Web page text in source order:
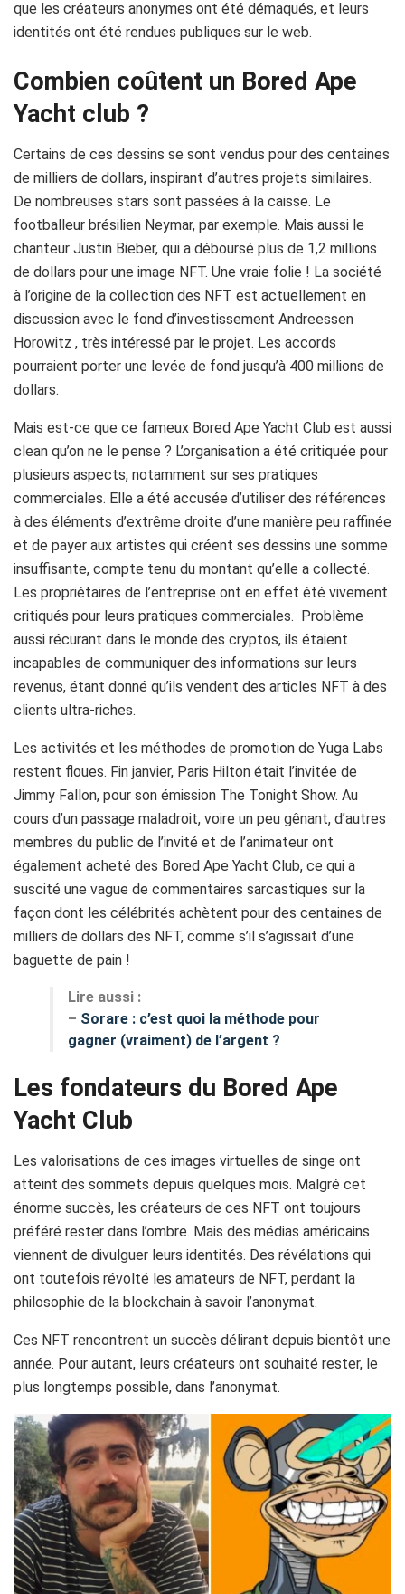
que les créateurs anonymes ont été démaqués, et leurs
identités ont été rendues publiques sur le web.
Combien coûtent un Bored Ape
Yacht club ?
Certains de ces dessins se sont vendus pour des centaines
de milliers de dollars, inspirant d’autres projets similaires.
De nombreuses stars sont passées à la caisse. Le
footballeur brésilien Neymar, par exemple. Mais aussi le
chanteur Justin Bieber, qui a déboursé plus de 1,2 millions
de dollars pour une image NFT. Une vraie folie ! La société
à l’origine de la collection des NFT est actuellement en
discussion avec le fond d’investissement Andreessen
Horowitz , très intéressé par le projet. Les accords
pourraient porter une levée de fond jusqu’à 400 millions de
dollars.
Mais est-ce que ce fameux Bored Ape Yacht Club est aussi
clean qu’on ne le pense ? L’organisation a été critiquée pour
plusieurs aspects, notamment sur ses pratiques
commerciales. Elle a été accusée d’utiliser des références
à des éléments d’extrême droite d’une manière peu raffinée
et de payer aux artistes qui créent ses dessins une somme
insuffisante, compte tenu du montant qu’elle a collecté.
Les propriétaires de l’entreprise ont en effet été vivement
critiqués pour leurs pratiques commerciales. Problème
aussi récurant dans le monde des cryptos, ils étaient
incapables de communiquer des informations sur leurs
revenus, étant donné qu’ils vendent des articles NFT à des
clients ultra-riches.
Les activités et les méthodes de promotion de Yuga Labs
restent floues. Fin janvier, Paris Hilton était l’invitée de
Jimmy Fallon, pour son émission The Tonight Show. Au
cours d’un passage maladroit, voire un peu gênant, d’autres
membres du public de l’invité et de l’animateur ont
également acheté des Bored Ape Yacht Club, ce qui a
suscité une vague de commentaires sarcastiques sur la
façon dont les célébrités achètent pour des centaines de
milliers de dollars des NFT, comme s’il s’agissait d’une
baguette de pain !
Lire aussi :
– Sorare : c’est quoi la méthode pour
gagner (vraiment) de l’argent ?
Les fondateurs du Bored Ape
Yacht Club
Les valorisations de ces images virtuelles de singe ont
atteint des sommets depuis quelques mois. Malgré cet
énorme succès, les créateurs de ces NFT ont toujours
préféré rester dans l’ombre. Mais des médias américains
viennent de divulguer leurs identités. Des révélations qui
ont toutefois révolté les amateurs de NFT, perdant la
philosophie de la blockchain à savoir l’anonymat.
Ces NFT rencontrent un succès délirant depuis bientôt une
année. Pour autant, leurs créateurs ont souhaité rester, le
plus longtemps possible, dans l’anonymat.